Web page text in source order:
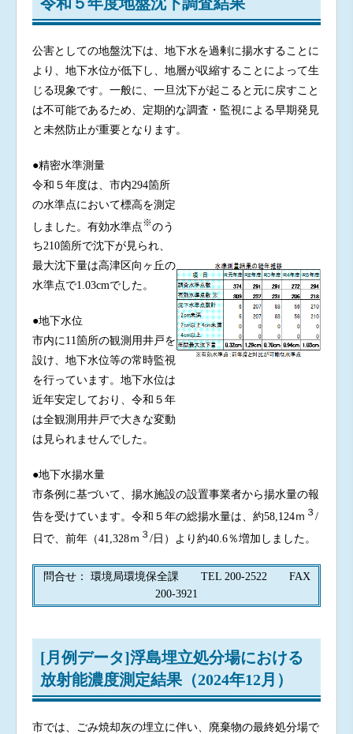
公害としての地盤沈下は、地下水を過剰に揚水することに
より、地下水位が低下し、地層が収縮することによって生
じる現象です。一般に、一旦沈下が起こると元に戻すこと
は不可能であるため、定期的な調査・監視による早期発見
と未然防止が重要となります。
●精密水準測量
令和５年度は、市内294箇所
の水準点において標高を測定
しました。有効水準点※のう
ち210箇所で沈下が見られ、
最大沈下量は高津区向ヶ丘の
水準点で1.03cmでした。
●地下水位
市内に11箇所の観測用井戸を
設け、地下水位等の常時監視
を行っています。地下水位は
近年安定しており、令和５年
は全観測用井戸で大きな変動
は見られませんでした。
●地下水揚水量
市条例に基づいて、揚水施設の設置事業者から揚水量の報
告を受けています。令和５年の総揚水量は、約58,124ｍ ３ /
日で、前年（41,328ｍ ３ /日）より約40.6％増加しました。
問合せ： 環境局環境保全課 TEL 200-2522 FAX
200-3921
[月例データ]浮島埋立処分場における
放射能濃度測定結果（2024年12月）
市では、ごみ焼却灰の埋立に伴い、廃棄物の最終処分場で